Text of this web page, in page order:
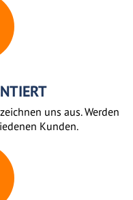
uns aus. Werden
Kunden.